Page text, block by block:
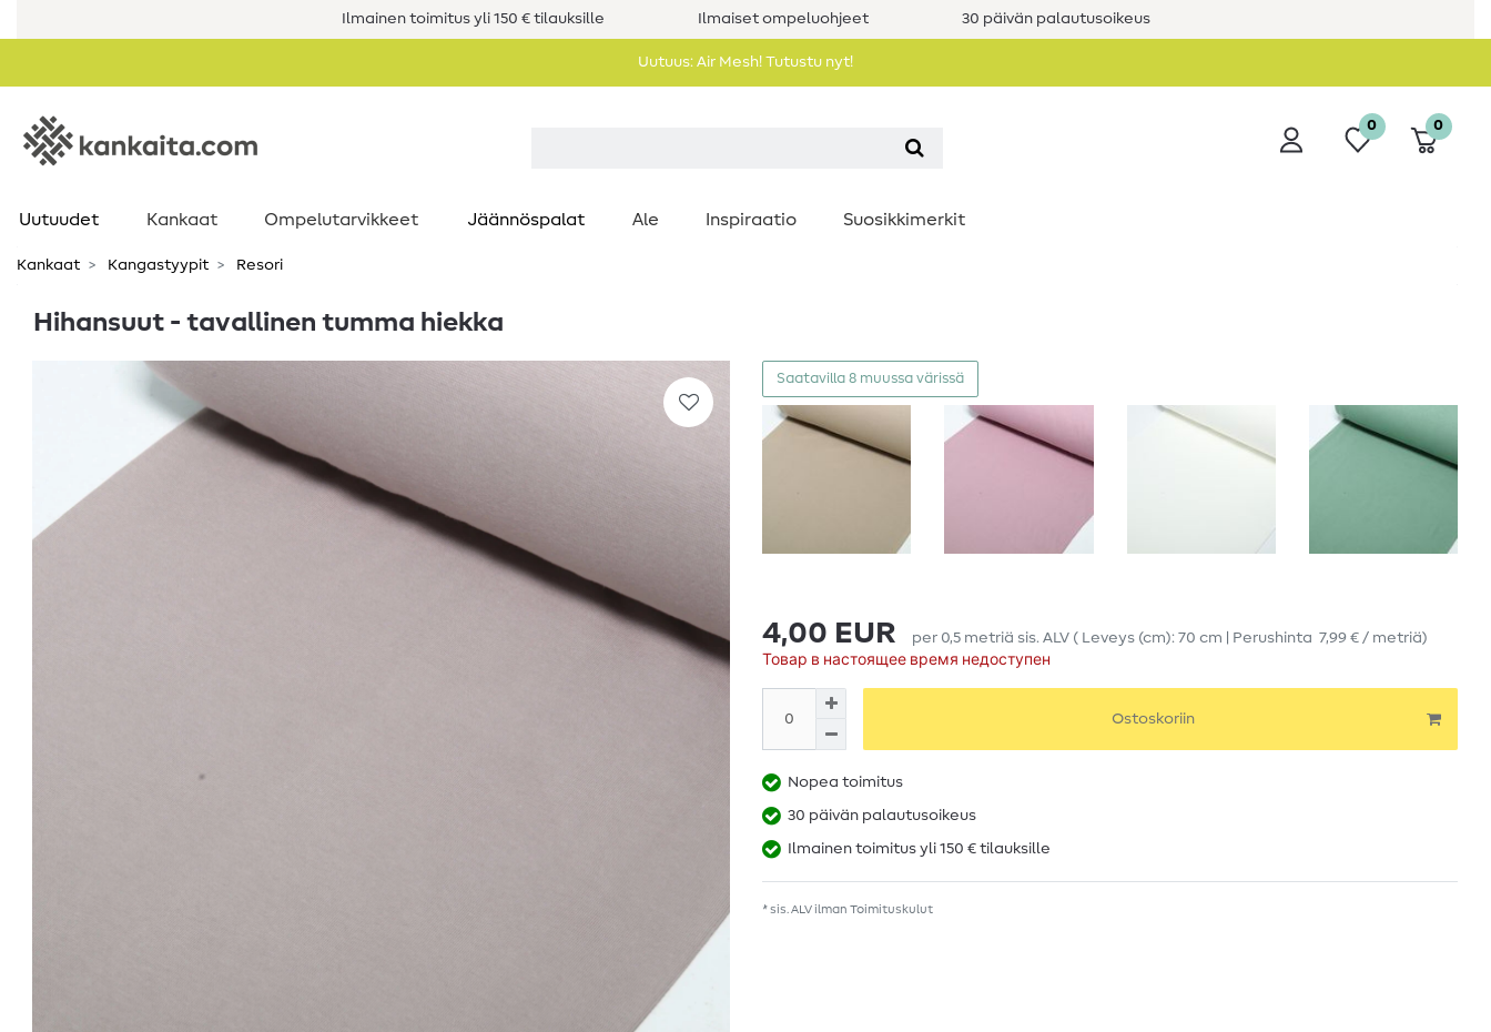
Ilmainen toimitus yli 150 € tilauksille Ilmaiset ompeluohjeet 30 päivän palautusoikeus
Uutuus: Air Mesh! Tutustu nyt!
0 0
Uutuudet Kankaat Ompelutarvikkeet Jäännöspalat Ale Inspiraatio Suosikkimerkit
Kankaat Kangastyypit Resori
Hihansuut - tavallinen tumma hiekka
Saatavilla 8 muussa värissä
4,00 EUR per 0,5 metriä sis. ALV ( Leveys (cm): 70 cm | Perushinta 7,99 € / metriä)
Товар в настоящее время недоступен
Ostoskoriin
Nopea toimitus
30 päivän palautusoikeus
Ilmainen toimitus yli 150 € tilauksille
* sis. ALV ilman Toimituskulut